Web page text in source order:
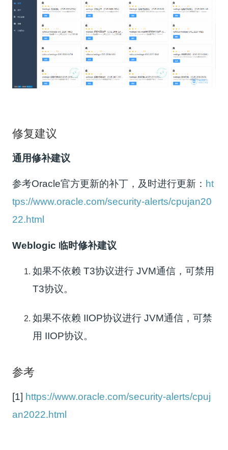
修复建议
通用修补建议
参考Oracle官方更新的补丁，及时进行更新： ht
tps://www.oracle.com/security-alerts/cpujan20
22.html
Weblogic 临时修补建议
如果不依赖 T3协议进行 JVM通信，可禁用
T3协议。
如果不依赖 IIOP协议进行 JVM通信，可禁
用 IIOP协议。
参考
[1] https://www.oracle.com/security-alerts/cpuj
an2022.html